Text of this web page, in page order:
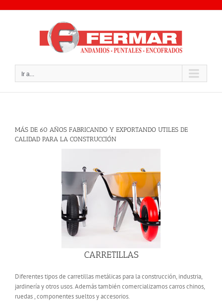
Ir a...
MÁS DE 60 AÑOS FABRICANDO Y EXPORTANDO UTILES DE
CALIDAD PARA LA CONSTRUCCIÓN
CARRETILLAS
Diferentes tipos de carretillas metálicas para la construcción, industria,
jardinería y otros usos. Además también comercializamos carros chinos,
ruedas , componentes sueltos y accesorios.